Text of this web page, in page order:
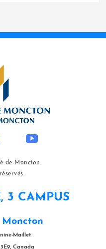
de Moncton.
3 CAMPUS
Moncton
Maillet
Canada